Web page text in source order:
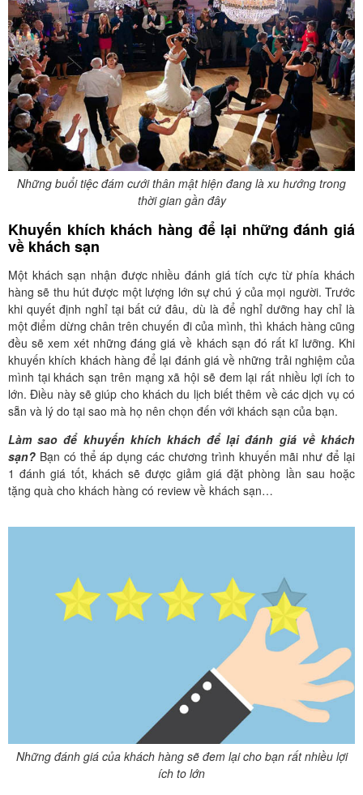
Những buổi tiệc đám cưới thân mật hiện đang là xu hướng trong
thời gian gần đây
Khuyến khích khách hàng để lại những đánh giá
về khách sạn
Một khách sạn nhận được nhiều đánh giá tích cực từ phía khách
hàng sẽ thu hút được một lượng lớn sự chú ý của mọi người. Trước
khi quyết định nghỉ tại bất cứ đâu, dù là để nghỉ dưỡng hay chỉ là
một điểm dừng chân trên chuyến đi của mình, thì khách hàng cũng
đều sẽ xem xét những đáng giá về khách sạn đó rất kĩ lưỡng. Khi
khuyến khích khách hàng để lại đánh giá về những trải nghiệm của
mình tại khách sạn trên mạng xã hội sẽ đem lại rất nhiều lợi ích to
lớn. Điều này sẽ giúp cho khách du lịch biết thêm về các dịch vụ có
sẵn và lý do tại sao mà họ nên chọn đến với khách sạn của bạn.
Làm sao để khuyến khích khách để lại đánh giá về khách
sạn? Bạn có thể áp dụng các chương trình khuyến mãi như để lại
1 đánh giá tốt, khách sẽ được giảm giá đặt phòng lần sau hoặc
tặng quà cho khách hàng có review về khách sạn…
Những đánh giá của khách hàng sẽ đem lại cho bạn rất nhiều lợi
ích to lớn